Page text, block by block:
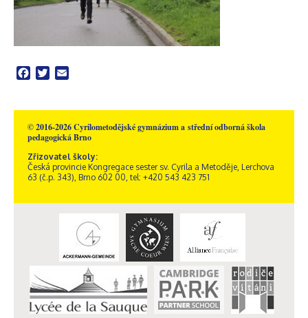
Facebook
Twitter
© 2016-2026 Cyrilometodějské gymnázium a střední odborná škola
pedagogická Brno
Zřizovatel školy:
Česká provincie Kongregace sester sv. Cyrila a Metoděje, Lerchova
63 (č.p. 343), Brno 602 00, tel: +420 543 423 751